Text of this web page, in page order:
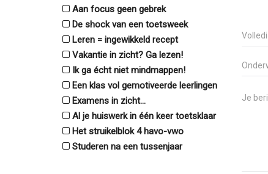
Aan focus geen gebrek
De shock van een toetsweek
Leren = ingewikkeld recept
Vakantie in zicht? Ga lezen!
Ik ga écht niet mindmappen!
Een klas vol gemotiveerde leerlingen
Examens in zicht...
Al je huiswerk in één keer toetsklaar
Het struikelblok 4 havo-vwo
Studeren na een tussenjaar